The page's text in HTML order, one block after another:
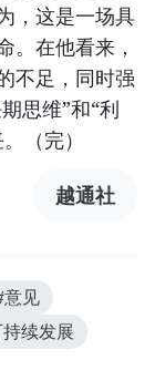
，这是一场具
。在他看来，
不足，同时强
思维”和“利
（完）
越通社
意见
续发展